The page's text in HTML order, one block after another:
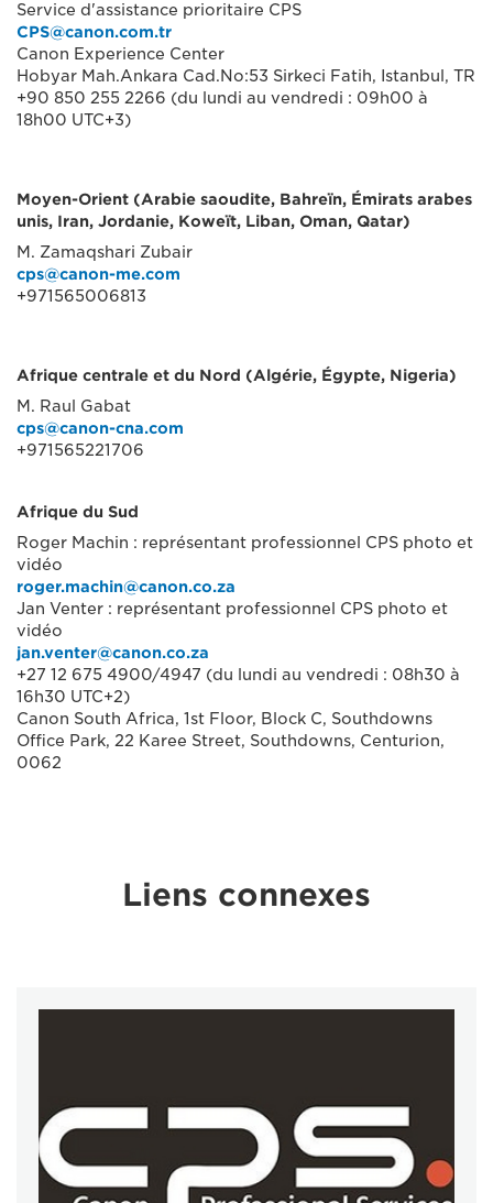
Service d'assistance prioritaire CPS
CPS@canon.com.tr
Canon Experience Center
Hobyar Mah.Ankara Cad.No:53 Sirkeci Fatih, Istanbul, TR
+90 850 255 2266 (du lundi au vendredi : 09h00 à
18h00 UTC+3)
Moyen-Orient (Arabie saoudite, Bahreïn, Émirats arabes
unis, Iran, Jordanie, Koweït, Liban, Oman, Qatar)
M. Zamaqshari Zubair
cps@canon-me.com
+971565006813
Afrique centrale et du Nord (Algérie, Égypte, Nigeria)
M. Raul Gabat
cps@canon-cna.com
+971565221706
Afrique du Sud
Roger Machin : représentant professionnel CPS photo et
vidéo
roger.machin@canon.co.za
Jan Venter : représentant professionnel CPS photo et
vidéo
jan.venter@canon.co.za
+27 12 675 4900/4947 (du lundi au vendredi : 08h30 à
16h30 UTC+2)
Canon South Africa, 1st Floor, Block C, Southdowns
Office Park, 22 Karee Street, Southdowns, Centurion,
0062
Liens connexes